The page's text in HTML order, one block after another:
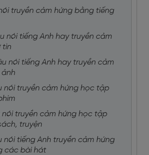
truyền cảm hứng bằng tiếng
nói tiếng Anh hay truyền cảm
tin
nói tiếng Anh hay truyền cảm
nói truyền cảm hứng học tập
nói truyền cảm hứng học tập
truyện
nói tiếng Anh truyền cảm hứng
các bài hát